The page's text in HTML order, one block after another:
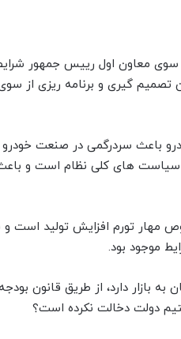
معاون اول رییس جمهور شرایط
تصمیم گیری و برنامه ریزی از
باعث سردرگمی در صنعت
سیاست های کلی نظام است و باعث
تورم افزایش تولید است و
موجود بود.
بازار دارد، از طریق قانون
دولت دخالت نکرده است؟